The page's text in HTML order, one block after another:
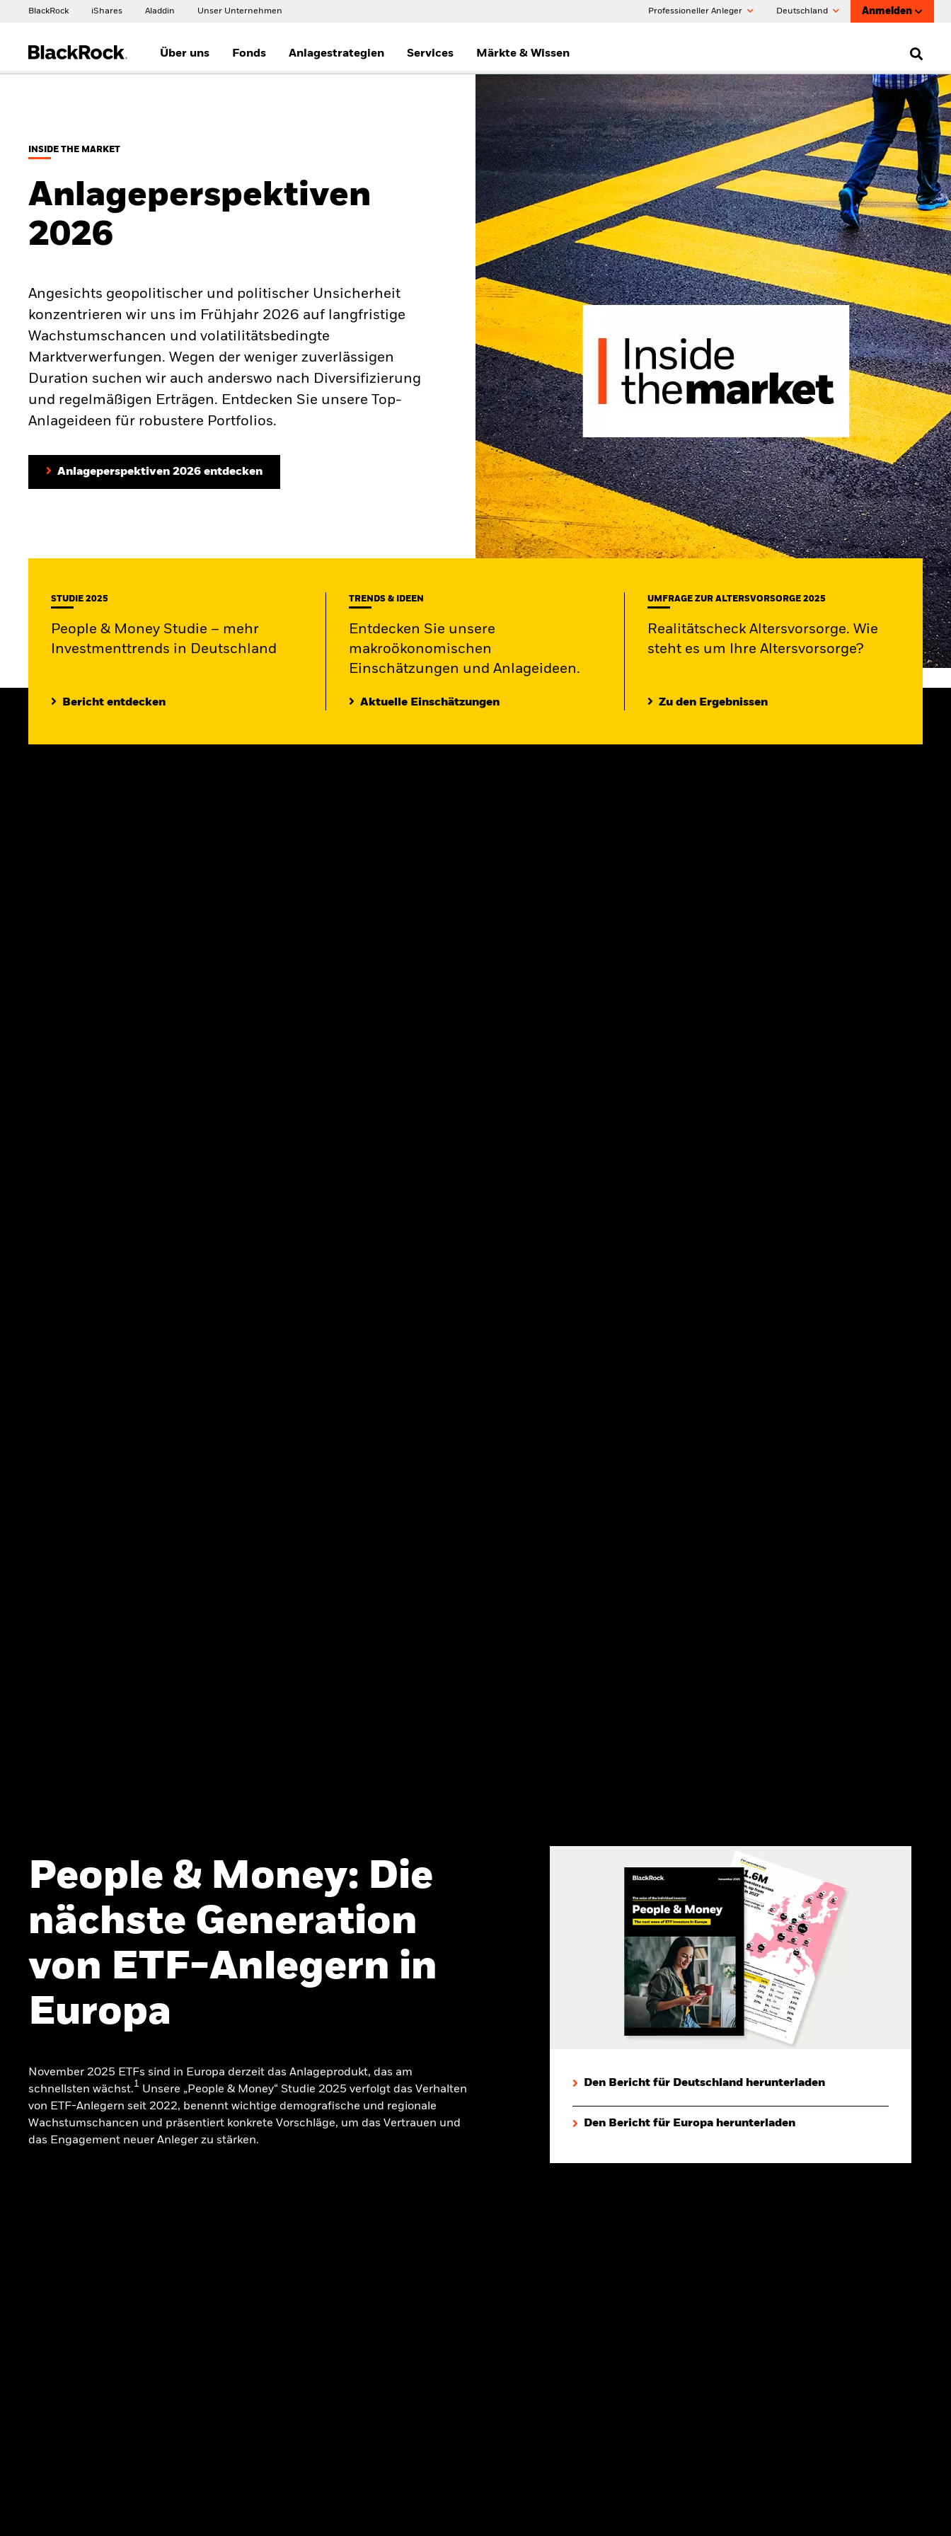
BlackRock iShares Aladdin Unser Unternehmen Professioneller Anleger Deutschland Anmelden
Über uns Fonds Anlagestrategien Services Märkte & Wissen
INSIDE THE MARKET
Anlageperspektiven
2026
Angesichts geopolitischer und politischer Unsicherheit
konzentrieren wir uns im Frühjahr 2026 auf langfristige
Wachstumschancen und volatilitätsbedingte
Marktverwerfungen. Wegen der weniger zuverlässigen
Duration suchen wir auch anderswo nach Diversifizierung
und regelmäßigen Erträgen. Entdecken Sie unsere Top-
Anlageideen für robustere Portfolios.
Anlageperspektiven 2026 entdecken
STUDIE 2025
People & Money Studie – mehr
Investmenttrends in Deutschland
Bericht entdecken
TRENDS & IDEEN
Entdecken Sie unsere
makroökonomischen
Einschätzungen und Anlageideen.
Aktuelle Einschätzungen
UMFRAGE ZUR ALTERSVORSORGE 2025
Realitätscheck Altersvorsorge. Wie
steht es um Ihre Altersvorsorge?
Zu den Ergebnissen
People & Money: Die
nächste Generation
von ETF-Anlegern in
Europa
November 2025 ETFs sind in Europa derzeit das Anlageprodukt, das am
schnellsten wächst.1 Unsere „People & Money“ Studie 2025 verfolgt das Verhalten
von ETF-Anlegern seit 2022, benennt wichtige demografische und regionale
Wachstumschancen und präsentiert konkrete Vorschläge, um das Vertrauen und
das Engagement neuer Anleger zu stärken.
Den Bericht für Deutschland herunterladen
Den Bericht für Europa herunterladen